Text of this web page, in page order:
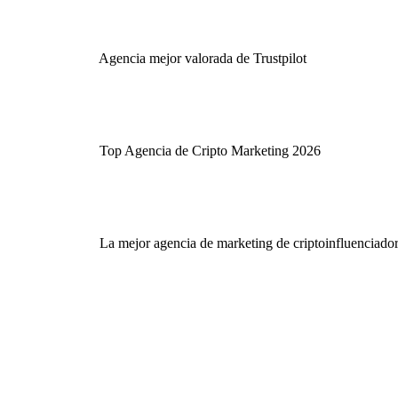
Agencia mejor valorada de Trustpilot
Top Agencia de Cripto Marketing 2026
La mejor agencia de marketing de